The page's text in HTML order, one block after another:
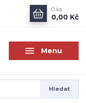
Menu
Hledat
0 ks
0,00 Kč